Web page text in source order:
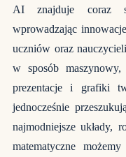
AI znajduje coraz
wprowadzając
uczniów oraz
w sposób maszynowy,
prezentacje i grafiki
jednocześnie
najmodniejsze układy,
matematyczne